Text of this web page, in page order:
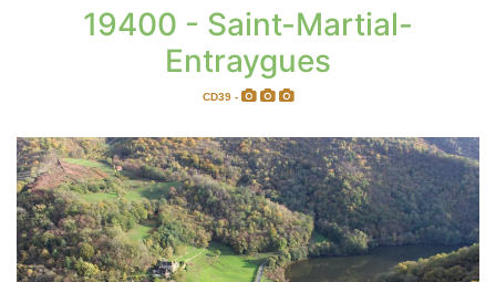
19400 - Saint-Martial-
Entraygues
CD39 -